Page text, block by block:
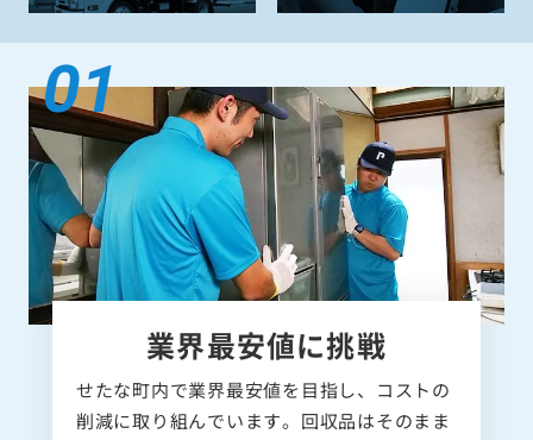
業界最安値に挑戦
せたな町内で業界最安値を目指し、コストの
削減に取り組んでいます。回収品はそのまま